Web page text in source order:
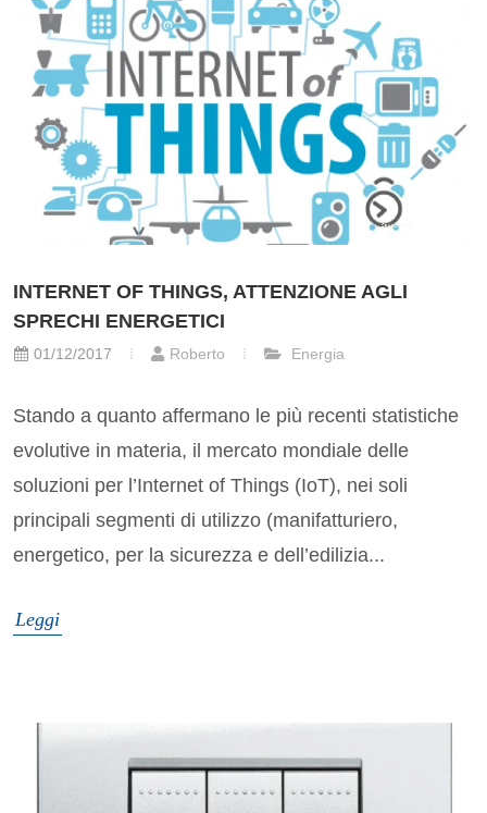
INTERNET OF THINGS, ATTENZIONE AGLI
SPRECHI ENERGETICI
01/12/2017 Roberto Energia
Stando a quanto affermano le più recenti statistiche
evolutive in materia, il mercato mondiale delle
soluzioni per l’Internet of Things (IoT), nei soli
principali segmenti di utilizzo (manifatturiero,
energetico, per la sicurezza e dell’edilizia...
Leggi